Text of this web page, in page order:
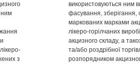
ним
з
використовуються ним
фасування, зберігання,
маркованих марками
лікеро-горілчаних
акцизного складу, а
та/або роздрібної
розпорядником